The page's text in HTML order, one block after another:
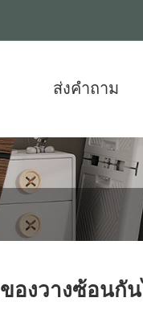
ส่งคำถาม
องวางซ้อนกั